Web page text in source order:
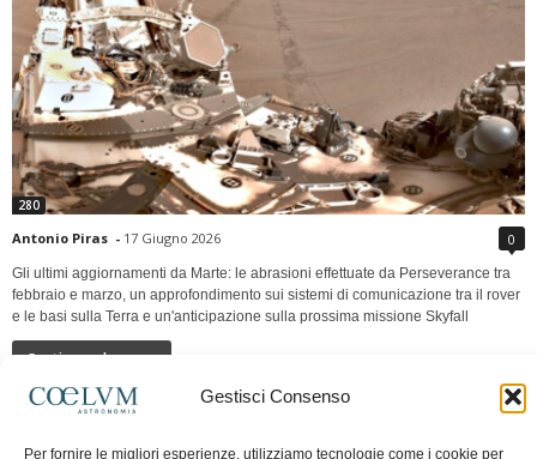
Gestisci Consenso
Per fornire le migliori esperienze, utilizziamo tecnologie come i cookie per
280
Antonio Piras - 17 Giugno 2026 0
Gli ultimi aggiornamenti da Marte: le abrasioni effettuate da Perseverance tra
febbraio e marzo, un approfondimento sui sistemi di comunicazione tra il rover
e le basi sulla Terra e un'anticipazione sulla prossima missione Skyfall
Continua a leggere